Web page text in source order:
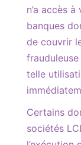
n’a accès
banques
de couvrir
frauduleuse
telle
Certains
sociétés